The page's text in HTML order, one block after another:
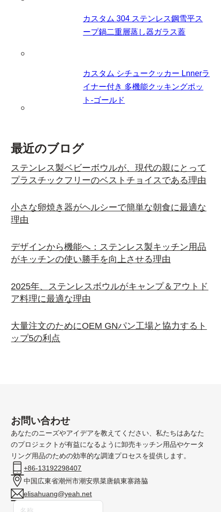
カスタム 304 ステンレス鋼雪平ス
ープ鍋二重層蒸し器ガラス蓋
カスタム シチュークッカー Lnnerラ
イナー付き 多機能クッキングポッ
ト-ゴールド
最近のブログ
ステンレス製ベビーボウルが、現代の親にとって
プラスチックフリーのベストチョイスである理由
小さな卵焼き器がヘルシーで簡単な朝食に最適な
理由
デザインから機能へ：ステンレス製キッチン用品
がキッチンの使い勝手を向上させる理由
2025年、ステンレスボウルがキャンプ＆アウトド
ア料理に最適な理由
大量注文のためにOEM GNパン工場と協力するト
ップ5の利点
お問い合わせ
あなたのニーズやアイデアを教えてください、私たちはあなた
のプロジェクトが有益になるように卸売キッチン用品やケータ
リング用品のための効率的な調達プロセスを提供します。
+86-13192298407
中国広東省潮州市潮安県菜唐鎮東寨路脇
elisahuang@yeah.net